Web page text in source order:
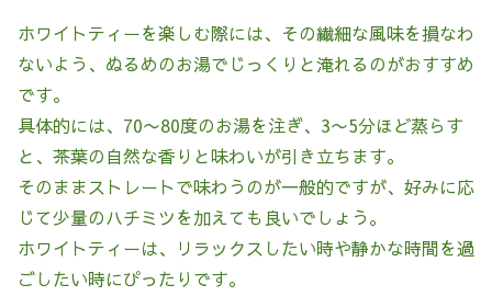
ホワイトティーを楽しむ際には、その繊細な風味を損なわ
ないよう、ぬるめのお湯でじっくりと淹れるのがおすすめ
です。
具体的には、70〜80度のお湯を注ぎ、3〜5分ほど蒸らす
と、茶葉の自然な香りと味わいが引き立ちます。
そのままストレートで味わうのが一般的ですが、好みに応
じて少量のハチミツを加えても良いでしょう。
ホワイトティーは、リラックスしたい時や静かな時間を過
ごしたい時にぴったりです。